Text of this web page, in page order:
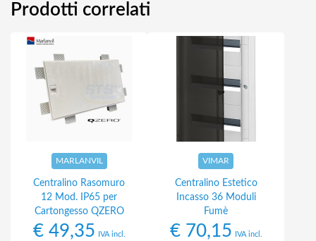
Prodotti correlati
MARLANVIL
Centralino Rasomuro
12 Mod. IP65 per
Cartongesso QZERO
€49,35 IVA incl.
VIMAR
Centralino Estetico
Incasso 36 Moduli
Fumè
€70,15 IVA incl.